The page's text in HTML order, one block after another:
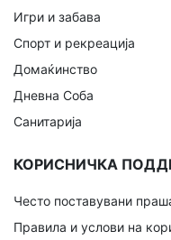
Игри и забава
Спорт и рекреација
Домаќинство
Дневна Соба
Санитарија
КОРИСНИЧКА
Често поставувани
Правила и услови на